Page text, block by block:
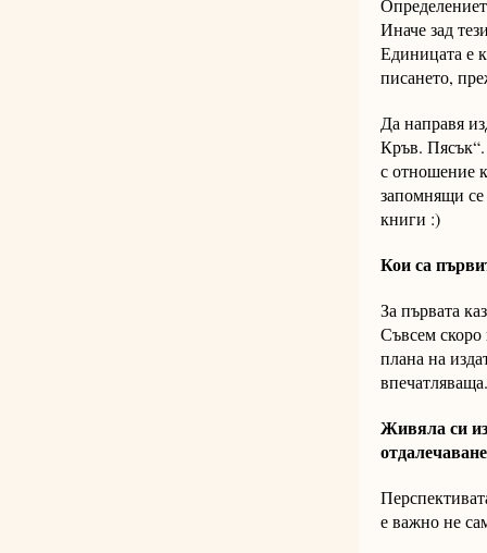
Иначе зад
Единицата е
писането,
Да направя
Кръв.
с отношение
запомнящи
книги :)
Кои са
За първата
Съвсем скоро
плана на
впечатляваща.
Живяла си
е важно не